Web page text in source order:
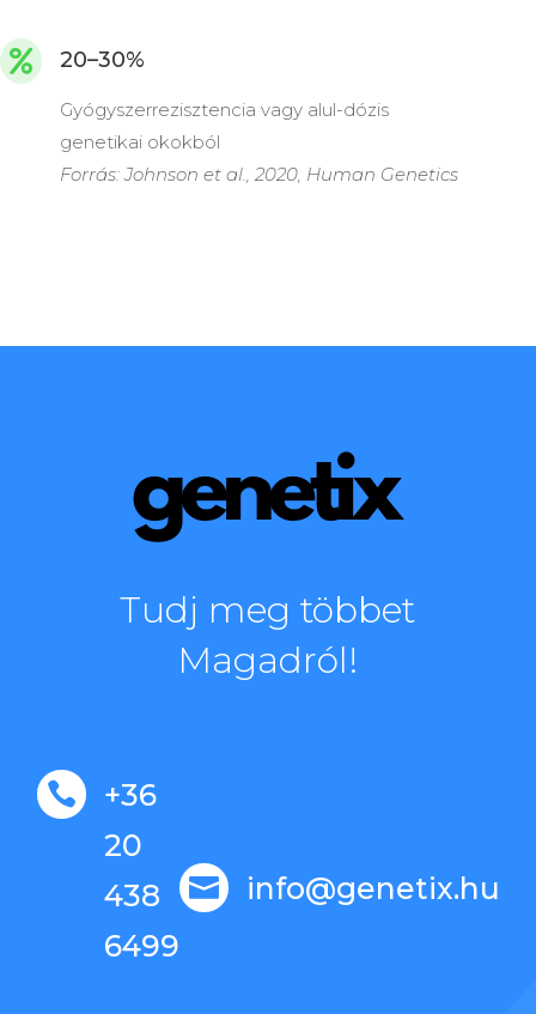
 20–30%
Gyógyszerrezisztencia vagy alul-dózis
genetikai okokból
Forrás: Johnson et al., 2020, Human Genetics
Tudj meg többet
Magadról!

+36
20
438
6499
 info@genetix.hu